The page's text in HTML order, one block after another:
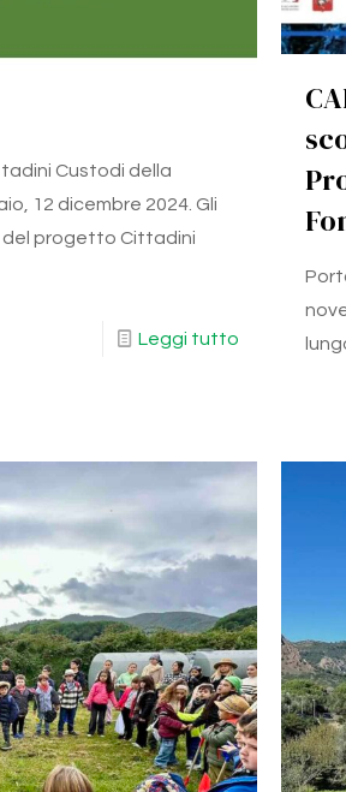
Custodi della
12 dicembre 2024. Gli
progetto Cittadini
Leggi tutto